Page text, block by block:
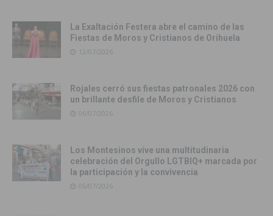
La Exaltación Festera abre el camino de las
Fiestas de Moros y Cristianos de Orihuela
12/07/2026
Rojales cerró sus fiestas patronales 2026 con
un brillante desfile de Moros y Cristianos
06/07/2026
Los Montesinos vive una multitudinaria
celebración del Orgullo LGTBIQ+ marcada por
la participación y la convivencia
06/07/2026